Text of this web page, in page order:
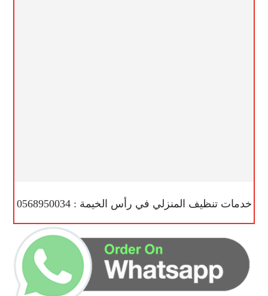
خدمات تنظيف المنزلي في رأس الخيمة : 0568950034